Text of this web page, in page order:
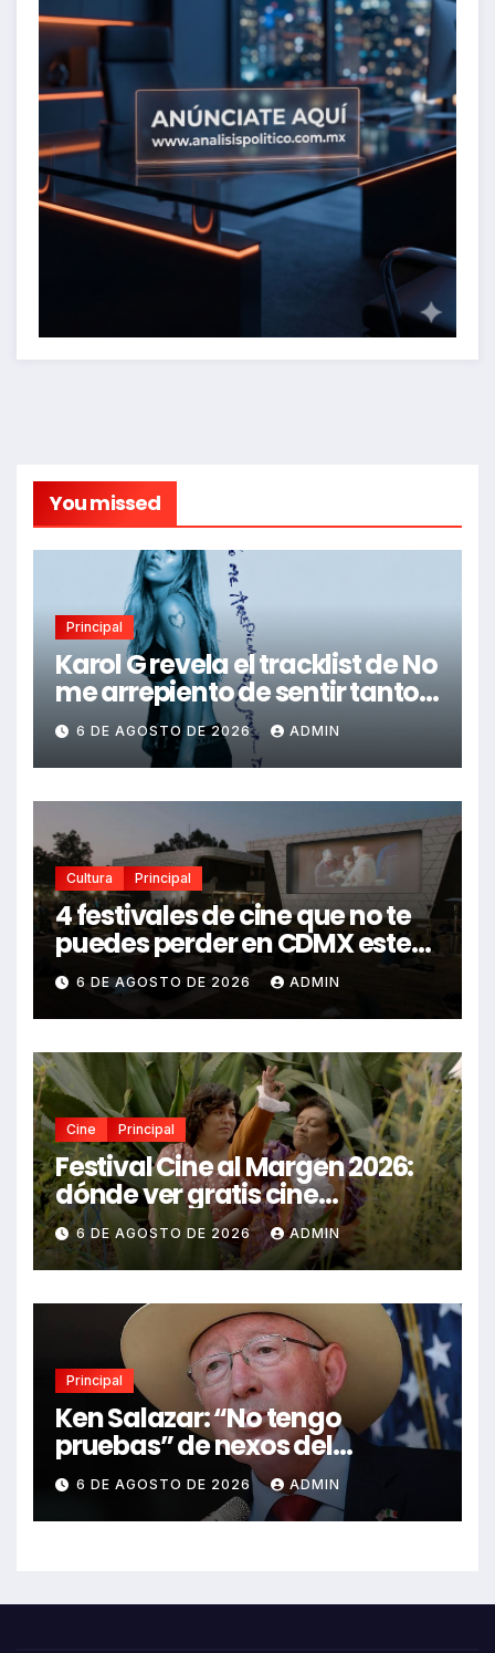
You missed
Principal
Karol G revela el tracklist de No
me arrepiento de sentir tanto:
Drake, Bruno Mars y más
estrellas se suman al álbum
6 DE AGOSTO DE 2026 ADMIN
Cultura Principal
4 festivales de cine que no te
puedes perder en CDMX este
2026
6 DE AGOSTO DE 2026 ADMIN
Cine Principal
Festival Cine al Margen 2026:
dónde ver gratis cine
mexicano independiente en
CDMX y en línea
6 DE AGOSTO DE 2026 ADMIN
Principal
Ken Salazar: “No tengo
pruebas” de nexos del
Gobierno de México con el
narco
6 DE AGOSTO DE 2026 ADMIN